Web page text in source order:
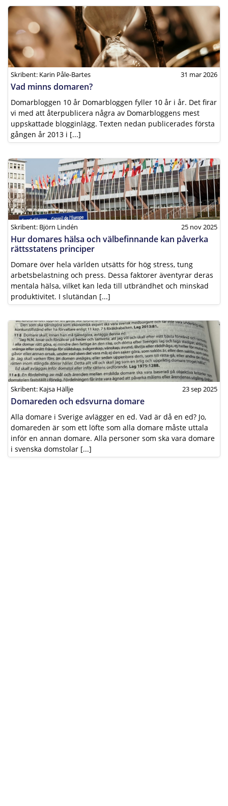
Skribent: Karin Påle-Bartes 31 mar 2026
Vad minns domaren?
Domarbloggen 10 år Domarbloggen fyller 10 år i år. Det firar
vi med att återpublicera några av Domarbloggens mest
uppskattade blogginlägg. Texten nedan publicerades första
gången år 2013 i [...]
Skribent: Björn Lindén 25 nov 2025
Hur domares hälsa och välbefinnande kan påverka
rättsstatens principer
Domare över hela världen utsätts för hög stress, tung
arbetsbelastning och press. Dessa faktorer äventyrar deras
mentala hälsa, vilket kan leda till utbrändhet och minskad
produktivitet. I slutändan [...]
Skribent: Kajsa Hällje 23 sep 2025
Domareden och edsvurna domare
Alla domare i Sverige avlägger en ed. Vad är då en ed? Jo,
domareden är som ett löfte som alla domare måste uttala
inför en annan domare. Alla personer som ska vara domare
i svenska domstolar [...]